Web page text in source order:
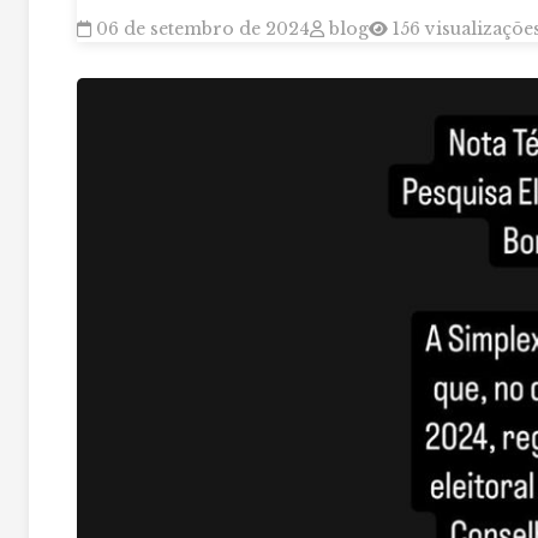
06 de setembro de 2024 blog 156